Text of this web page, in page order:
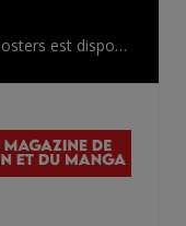
L’AnimeLand Hors-Série – Spécial Posters est disponible !